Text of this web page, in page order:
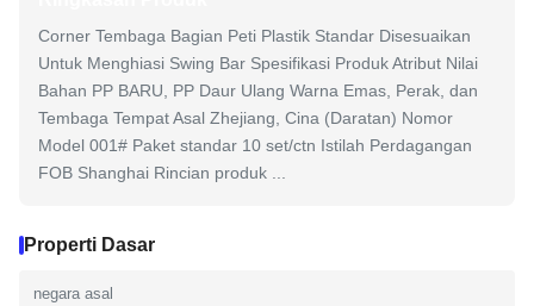
Corner Tembaga Bagian Peti Plastik Standar Disesuaikan
Untuk Menghiasi Swing Bar Spesifikasi Produk Atribut Nilai
Bahan PP BARU, PP Daur Ulang Warna Emas, Perak, dan
Tembaga Tempat Asal Zhejiang, Cina (Daratan) Nomor
Model 001# Paket standar 10 set/ctn Istilah Perdagangan
FOB Shanghai Rincian produk ...
Properti Dasar
negara asal